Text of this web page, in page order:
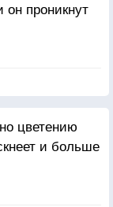
он проникнут
цветению
и больше